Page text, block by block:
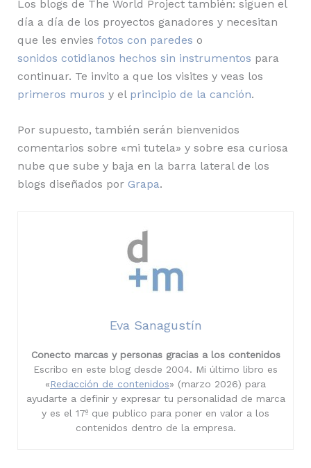
Los blogs de The World Project también: siguen el
día a día de los proyectos ganadores y necesitan
que les envies fotos con paredes o
sonidos cotidianos hechos sin instrumentos para
continuar. Te invito a que los visites y veas los
primeros muros y el principio de la canción.
Por supuesto, también serán bienvenidos
comentarios sobre «mi tutela» y sobre esa curiosa
nube que sube y baja en la barra lateral de los
blogs diseñados por Grapa.
Eva Sanagustín
Conecto marcas y personas gracias a los contenidos
Escribo en este blog desde 2004. Mi último libro es
«Redacción de contenidos» (marzo 2026) para
ayudarte a definir y expresar tu personalidad de marca
y es el 17º que publico para poner en valor a los
contenidos dentro de la empresa.